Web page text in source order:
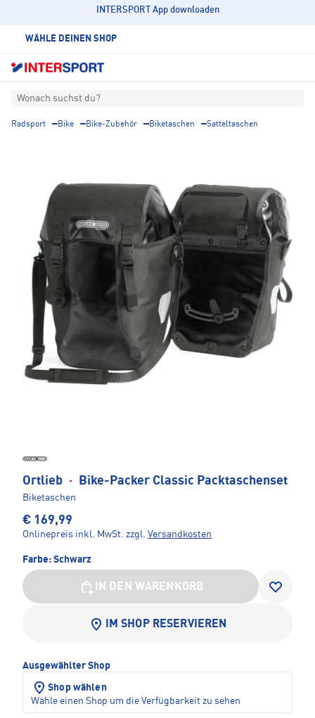
INTERSPORT App downloaden
WÄHLE DEINEN SHOP
Wonach suchst du?
Radsport Bike Bike-Zubehör Biketaschen Satteltaschen
Ortlieb · Bike-Packer Classic Packtaschenset
Biketaschen
€ 169,99
Onlinepreis inkl. MwSt. zzgl. Versandkosten
Farbe: Schwarz
IN DEN WARENKORB
IM SHOP RESERVIEREN
Ausgewählter Shop
Shop wählen
Wähle einen Shop um die Verfügbarkeit zu sehen